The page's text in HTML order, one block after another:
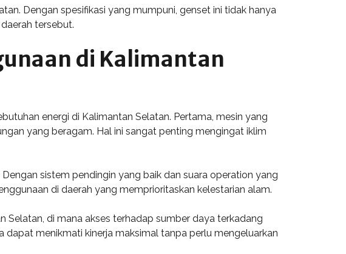
Dengan spesifikasi yang mumpuni, genset ini tidak hanya
tersebut.
di Kalimantan
energi di Kalimantan Selatan. Pertama, mesin yang
yang beragam. Hal ini sangat penting mengingat iklim
sistem pendingin yang baik dan suara operation yang
di daerah yang memprioritaskan kelestarian alam.
Selatan, di mana akses terhadap sumber daya terkadang
dapat menikmati kinerja maksimal tanpa perlu mengeluarkan